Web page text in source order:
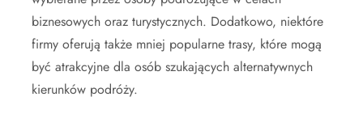
biznesowych oraz turystycznych. Dodatkowo, niektóre
firmy oferują także mniej popularne trasy, które mogą
być atrakcyjne dla osób szukających alternatywnych
kierunków podróży.